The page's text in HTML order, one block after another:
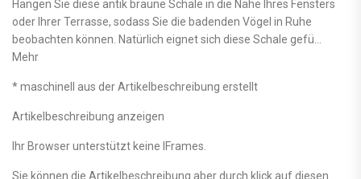
Hängen Sie diese antik braune Schale in die Nähe Ihres Fensters
oder Ihrer Terrasse, sodass Sie die badenden Vögel in Ruhe
beobachten können. Natürlich eignet sich diese Schale gefü…
Mehr
* maschinell aus der Artikelbeschreibung erstellt
Artikelbeschreibung anzeigen
Ihr Browser unterstützt keine IFrames.
Sie können die Artikelbeschreibung aber durch klick auf diesen